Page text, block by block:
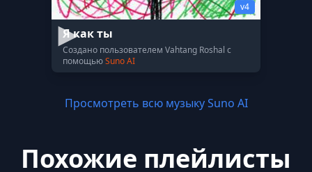
v4
Я как ты
Создано пользователем Vahtang Roshal с
помощьюSuno AI
Просмотреть всю музыку Suno AI
Похожие плейлисты